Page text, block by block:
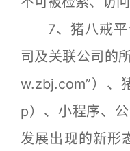
7、猪八戒平
司及关联公司的
w.zbj.com”）、
p）、小程序、
发展出现的新形